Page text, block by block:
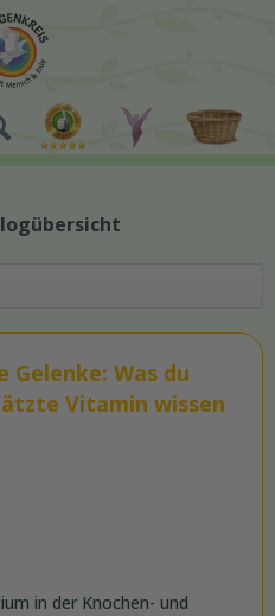
Was du
Vitamin wissen
in der Knochen- und